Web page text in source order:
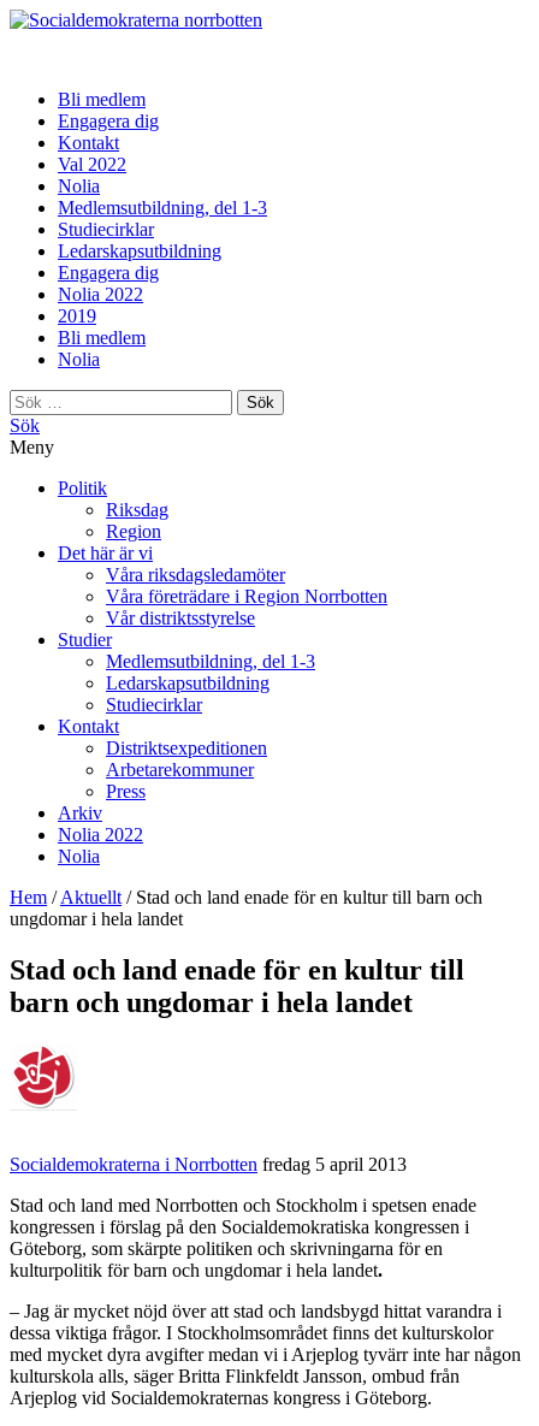
norrbotten
Bli medlem
Engagera dig
Kontakt
Val 2022
Nolia
Medlemsutbildning, del 1-3
Studiecirklar
Ledarskapsutbildning
Engagera dig
Nolia 2022
2019
Bli medlem
Nolia
Sök
efter:
Sök
Meny
Politik
Riksdag
Region
Det här är vi
Våra riksdagsledamöter
Våra företrädare i Region Norrbotten
Vår distriktsstyrelse
Studier
Medlemsutbildning, del 1-3
Ledarskapsutbildning
Studiecirklar
Kontakt
Distriktsexpeditionen
Arbetarekommuner
Press
Arkiv
Nolia 2022
Nolia
Hem /Aktuellt / Stad och land enade för en kultur till barn och
ungdomar i hela landet
Stad och land enade för en kultur till
barn och ungdomar i hela landet
Socialdemokraterna i Norrbotten fredag 5 april 2013
Stad och land med Norrbotten och Stockholm i spetsen enade
kongressen i förslag på den Socialdemokratiska kongressen i
Göteborg, som skärpte politiken och skrivningarna för en
kulturpolitik för barn och ungdomar i hela landet.
– Jag är mycket nöjd över att stad och landsbygd hittat varandra i
dessa viktiga frågor. I Stockholmsområdet finns det kulturskolor
med mycket dyra avgifter medan vi i Arjeplog tyvärr inte har någon
kulturskola alls, säger Britta Flinkfeldt Jansson, ombud från
Arjeplog vid Socialdemokraternas kongress i Göteborg.